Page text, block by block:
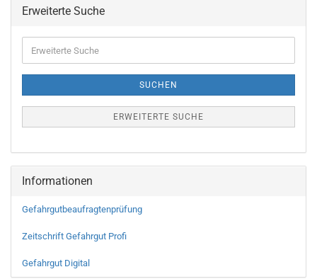
Erweiterte Suche
SUCHEN
ERWEITERTE SUCHE
Informationen
Gefahrgutbeaufragtenprüfung
Zeitschrift Gefahrgut Profi
Gefahrgut Digital